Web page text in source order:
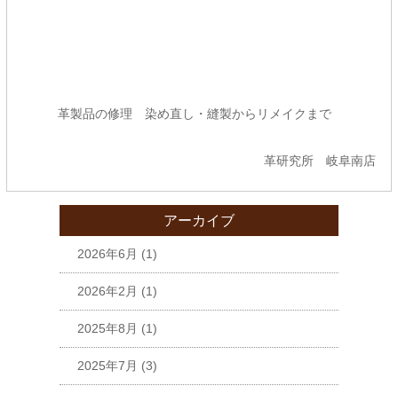
革製品の修理 染め直し・縫製からリメイクまで
革研究所 岐阜南店
アーカイブ
2026年6月 (1)
2026年2月 (1)
2025年8月 (1)
2025年7月 (3)